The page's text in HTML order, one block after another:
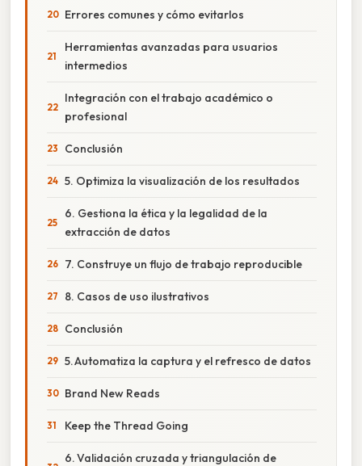
Errores comunes y cómo evitarlos
Herramientas avanzadas para usuarios
intermedios
Integración con el trabajo académico o
profesional
Conclusión
5. Optimiza la visualización de los resultados
6. Gestiona la ética y la legalidad de la
extracción de datos
7. Construye un flujo de trabajo reproducible
8. Casos de uso ilustrativos
Conclusión
5. Automatiza la captura y el refresco de datos
Brand New Reads
Keep the Thread Going
6. Validación cruzada y triangulación de